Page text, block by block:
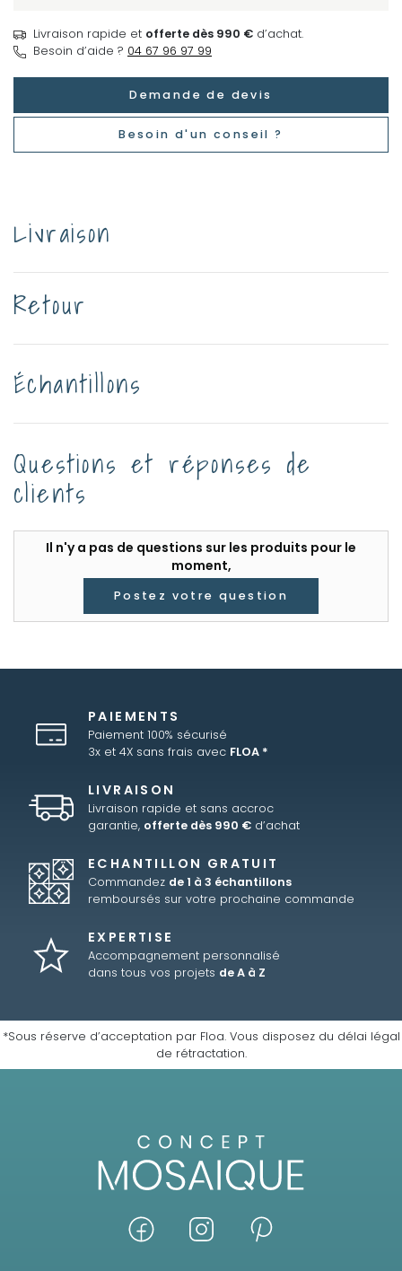
Livraison rapide et offerte dès 990 € d’achat.
Besoin d’aide ? 04 67 96 97 99
Demande de devis
Besoin d'un conseil ?
Livraison
Retour
Échantillons
Questions et réponses de
clients
Il n'y a pas de questions sur les produits pour le
moment,
Postez votre question
PAIEMENTS
Paiement 100% sécurisé
3x et 4X sans frais avec FLOA *
LIVRAISON
Livraison rapide et sans accroc
garantie, offerte dès 990 € d’achat
ECHANTILLON GRATUIT
Commandez de 1 à 3 échantillons
remboursés sur votre prochaine commande
EXPERTISE
Accompagnement personnalisé
dans tous vos projets de A à Z
*Sous réserve d’acceptation par Floa. Vous disposez du délai légal
de rétractation.